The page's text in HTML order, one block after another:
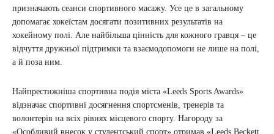
призначають сеанси спортивного масажу. Усе це в загальному
допомагає хокеїстам досягати позитивних результатів на
хокейному полі. Але найбільша цінність для кожного гравця – це
відчуття дружньої підтримки та взаємодопомоги не лише на полі,
а й поза ним.
Найпрестижніша спортивна подія міста «Leeds Sports Awards»
відзначає спортивні досягнення спортсменів, тренерів та
волонтерів на всіх рівнях місцевого спорту. Нагороду за
«Особливий внесок у студентський спорт» отримав «Leeds Beckett